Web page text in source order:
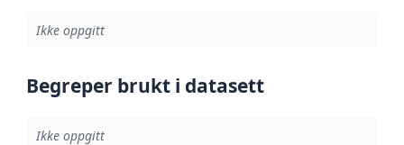
Ikke oppgitt
Begreper brukt i datasett
Ikke oppgitt